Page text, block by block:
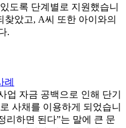
도록 단계별로 지원했습니
찾았고, A씨 또한 아이와의
.
례
업 자금 공백으로 인해 단기
사채를 이용하게 되었습니
리하면 된다”는 말에 큰 문